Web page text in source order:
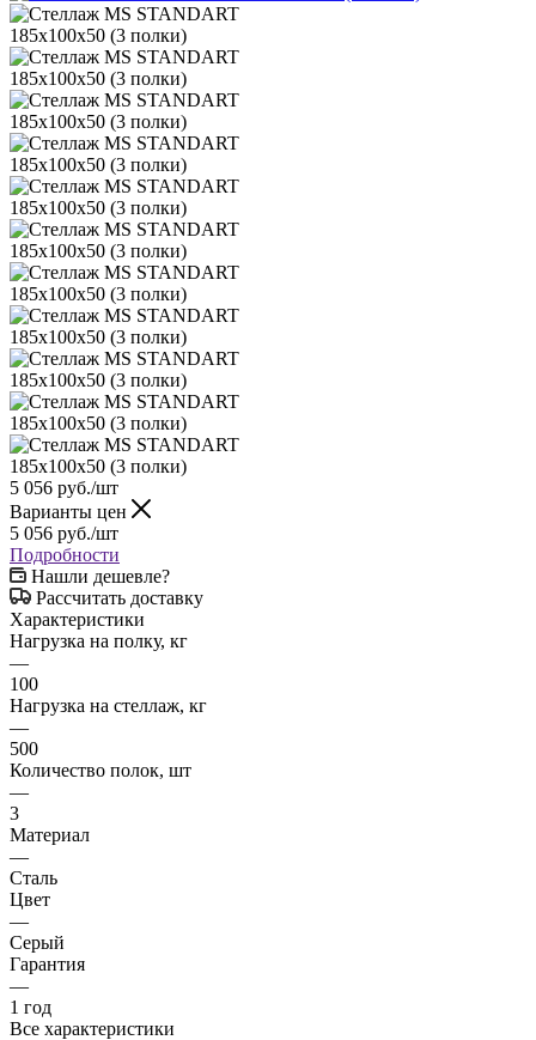
5 056 руб./шт
Варианты цен
5 056 руб./шт
Подробности
Нашли дешевле?
Рассчитать доставку
Характеристики
Нагрузка на полку, кг
—
100
Нагрузка на стеллаж, кг
—
500
Количество полок, шт
—
3
Материал
—
Сталь
Цвет
—
Серый
Гарантия
—
1 год
Все характеристики